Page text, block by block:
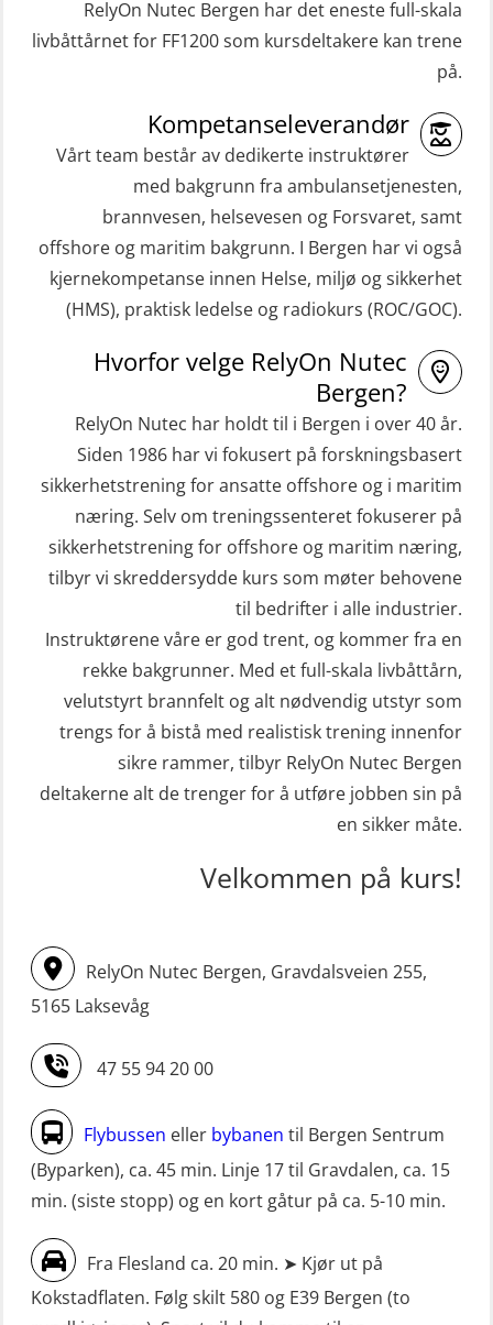
Gass kurs H2S (OSP105)
Grunnleggende sikkerhetskurs –
beredskapspersonell med E-læring
(OBSBLE044)
HLO/MOB/Søk- og Redningslag
kombinasjon – repetisjon (OSC1162)
HLO/Søk & Redningslag kombinasjon
– repetisjon (OSC1161)
Pustelunge (OSE1251)
Helikopterevakuering med HABD,
inkl. Brannslukking og Førstehjelp-
sivile mannskaper (FSC119)
Helikopterevakuering med HABD,
inkl. brannslukning (FSC121)
Hjertestarter brukerkurs (OFA107)
Kombi Søk og Redningslag og HLO
repetisjonskurs med e-læring
(ABSBLE010)
Kondisjonstest (OSC151)
Ledertrening i beredskap og
krisehåndtering for plattformsjefer
Livbåtfører FF1200 repetisjon
Livbåtfører FF1200 repetisjon
simulator (OSE161)
Livbåtfører Sliskelivbåt grunnkurs
m/E-læring (OSEBLE006)
Livbåtfører fritt fall FF48 repetisjon
(OSE1471)
Livbåtfører grunnkurs m/E-læring
Livbåtfører grunnkurs m/E-læring
FF1200 simulator (OSEBLE007)
ROC sertifikat grunnleggende
ROC sertifikat repetisjon (GMDSS)
(ORC103)
STCW Grunnkurs Redningsfarkoster
(MBSBLE022)
STCW Hurtiggående mann over bord
båt (HMOB) (MSE100)
båt (HMOB) oppdatering (MSE1001)
STCW Livbåtfører redningsfarkoster
32 t (MSE1031)
STCW Mann-Over-Bord
(hurtiggående) 32 t m/mørkekjøring
(MSE112)
STCW Redningsfarkost oppdatering
sliskebåt (MSE116)
STCW Sikkerhetsopplæring for
sjøfolk på mindre skip med eLearning
(MBSBLE003)
STCW oppdatering Livbåtfører
redningsfarkoster 8 t – konvensjonell
STCW oppdatering Mann-Over-Bord
(MSE113)
STCW oppgradering for
dekksoffiserer uten fartstid 66 t
(MBS124)
STCW oppgradering for
maskinoffiserer uten fartstid 66 t
(MBS125)
Sikkerhetskurs for ansatte på
oppdrettsanlegg (LBS100)
Sjøfolk med særskilte sikringsplikter
(MBS1191)
RelyOn Nutec Bergen har det eneste full-skala
livbåttårnet for FF1200 som kursdeltakere kan trene
på.
Kompetanseleverandør
Vårt team består av dedikerte instruktører
med bakgrunn fra ambulansetjenesten,
brannvesen, helsevesen og Forsvaret, samt
offshore og maritim bakgrunn. I Bergen har vi også
kjernekompetanse innen Helse, miljø og sikkerhet
(HMS), praktisk ledelse og radiokurs (ROC/GOC).
Hvorfor velge RelyOn Nutec
Bergen?
RelyOn Nutec har holdt til i Bergen i over 40 år.
Siden 1986 har vi fokusert på forskningsbasert
sikkerhetstrening for ansatte offshore og i maritim
næring. Selv om treningssenteret fokuserer på
sikkerhetstrening for offshore og maritim næring,
tilbyr vi skreddersydde kurs som møter behovene
til bedrifter i alle industrier.
Instruktørene våre er god trent, og kommer fra en
rekke bakgrunner. Med et full-skala livbåttårn,
velutstyrt brannfelt og alt nødvendig utstyr som
trengs for å bistå med realistisk trening innenfor
sikre rammer, tilbyr RelyOn Nutec Bergen
deltakerne alt de trenger for å utføre jobben sin på
en sikker måte.
Velkommen på kurs!
RelyOn Nutec Bergen, Gravdalsveien 255,
5165 Laksevåg
47 55 94 20 00
Flybussen eller bybanen til Bergen Sentrum
(Byparken), ca. 45 min. Linje 17 til Gravdalen, ca. 15
min. (siste stopp) og en kort gåtur på ca. 5-10 min.
Fra Flesland ca. 20 min. ➤ Kjør ut på
Kokstadflaten. Følg skilt 580 og E39 Bergen (to